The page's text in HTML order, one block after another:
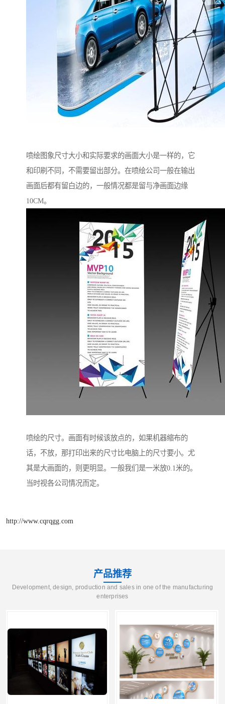
喷绘图象尺寸大小和实际要求的画面大小是一样的，它
和印刷不同，不需要留出部分。在喷绘公司一般在输出
画面后都有留白边的，一般情况都是留与净画面边缘
10CM。
喷绘的尺寸。画面有时候该放点的，如果机器缩布的
话，不放，那打印出来的尺寸比电脑上的尺寸要小。尤
其是大画面的，则更明显。一般我们是一米放0.1米的。
当时视各公司情况而定。
http://www.cqrqgg.com
产品推荐
Development, design, production and sales in one of the manufacturing
enterprises